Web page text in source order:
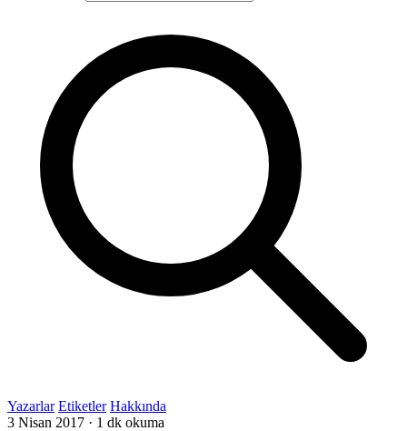
Yazarlar Etiketler Hakkında
3 Nisan 2017 · 1 dk okuma